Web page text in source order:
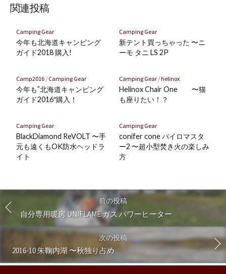
ア
ー
ク
保
存
関連投稿
Camping Gear
今年も北海道キャンピング
ガイド2018 購入!
Camping Gear
新テント買っちゃった 〜ニ
ーモ タニ LS 2P
Camp2016/ Camping Gear
今年も”北海道キャンピング
ガイド2016″購入！
Camping Gear/helinox
Helinox Chair One 〜猫
も座りたい！？
Camping Gear
BlackDiamond ReVOLT 〜手
元も遠くもOK防水ヘッドラ
イト
Camping Gear
conifer cone パイロマスタ
ー2 〜超小型焚き火の楽しみ
方
前の投稿
自分専用暖房 UNIFLAME ガス パワーヒーター
次の投稿
2016-10 朱鞠内湖 〜秋独り占め